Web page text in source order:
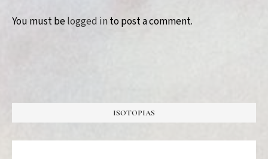
You must belogged into post a comment.
ISOTOPIAS